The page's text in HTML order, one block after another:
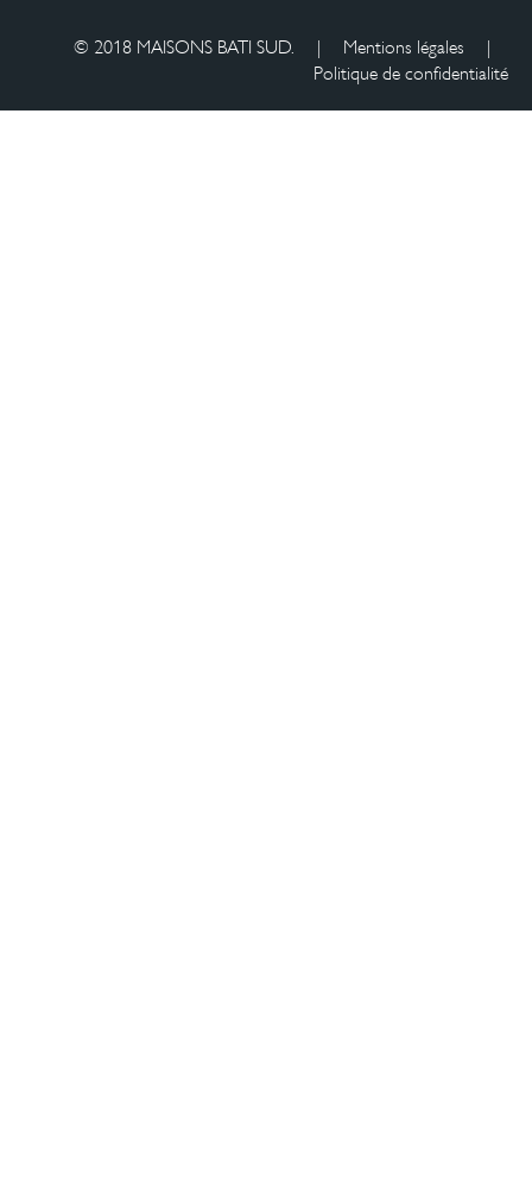
© 2018 MAISONS BATI SUD. | Mentions légales
|
Politique de confidentialité